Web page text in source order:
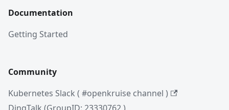
Documentation
Getting Started
Community
Kubernetes Slack ( #openkruise channel )